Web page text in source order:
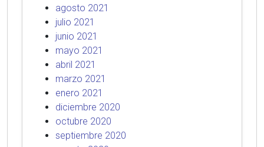
agosto 2021
julio 2021
junio 2021
mayo 2021
abril 2021
marzo 2021
enero 2021
diciembre 2020
octubre 2020
septiembre 2020